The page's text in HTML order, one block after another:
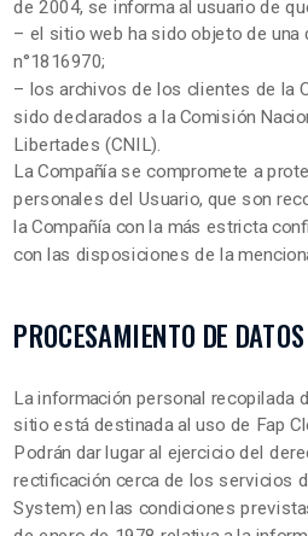
de 2004, se informa al usuario de
– el sitio web ha sido objeto de una
n°1816970;
– los archivos de los clientes de la
sido declarados a la Comisión
Libertades (CNIL).
La Compañía se compromete a
personales del Usuario, que son
la Compañía con la más estricta
con las disposiciones de la
PROCESAMIENTO DE
La información personal recopilada
sitio está destinada al uso de Fap
Podrán dar lugar al ejercicio del
rectificación cerca de los servicios
System) en las condiciones